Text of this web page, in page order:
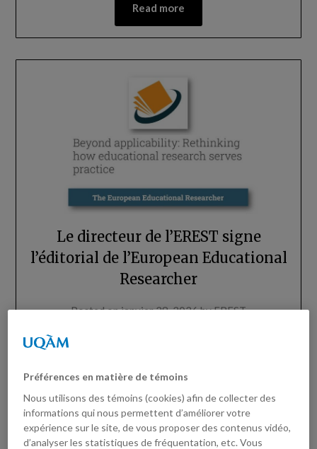
Read more
Le directeur de l’EREST signe
l’éditorial de l’European Educational
Researcher
Posted onjanvier 28, 2026byEREST
Dans le dernier numéro de la revue The European
Potvin, signe un éditorial intitulé: Beyond applicability:
Rethinking how educational research serves practice. Il y
rappelle qu’on attend de plus en plus de la recherche en
éducation qu’elle démontre sa valeur pour la pratique, mais
ce que cette valeur…
Préférences en matière de témoins
Nous utilisons des témoins (cookies) afin de collecter des
informations qui nous permettent d’améliorer votre
expérience sur le site, de vous proposer des contenus vidéo,
d’analyser les statistiques de fréquentation, etc. Vous